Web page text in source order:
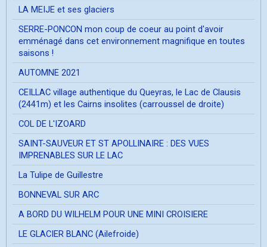
LA MEIJE et ses glaciers
SERRE-PONCON mon coup de coeur au point d'avoir
emménagé dans cet environnement magnifique en toutes
saisons !
AUTOMNE 2021
CEILLAC village authentique du Queyras, le Lac de Clausis
(2441m) et les Cairns insolites (carroussel de droite)
COL DE L'IZOARD
SAINT-SAUVEUR ET ST APOLLINAIRE : DES VUES
IMPRENABLES SUR LE LAC
La Tulipe de Guillestre
BONNEVAL SUR ARC
A BORD DU WILHELM POUR UNE MINI CROISIERE
LE GLACIER BLANC (Ailefroide)